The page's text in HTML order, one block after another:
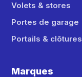
Volets & stores
Portes de garage
Portails & clôtures
Marques